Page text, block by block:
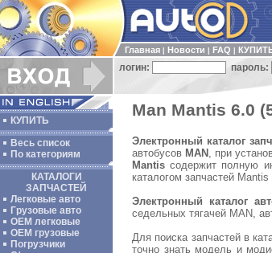
Главная Новости FAQ
логин: пароль:
КУПИТЬ
Весь список
По категориям
КАТАЛОГИ
ЗАПЧАСТЕЙ
Легковые авто
Грузовые авто
ОЕМ легковые
OEM грузовые
Погрузчики
Man Mantis 6.0
Электронный каталог
автобусов MAN , при
Mantis содержит полную
каталогом запчастей
Электронный каталог
седельных тягачей MAN,
Для поиска запчастей в
точно знать модель и